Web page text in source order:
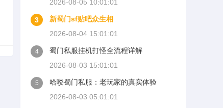
2026-08-05 10:01:01
3
新蜀门sf贴吧众生相
2026-08-04 15:01:01
4
蜀门私服挂机打怪全流程详解
2026-08-03 15:01:01
5
哈喽蜀门私服：老玩家的真实体验
2026-08-03 05:01:01